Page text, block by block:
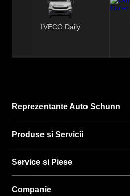
IVECO Daily
Reprezentante Auto Schunn
Produse si Servicii
Service si Piese
Companie